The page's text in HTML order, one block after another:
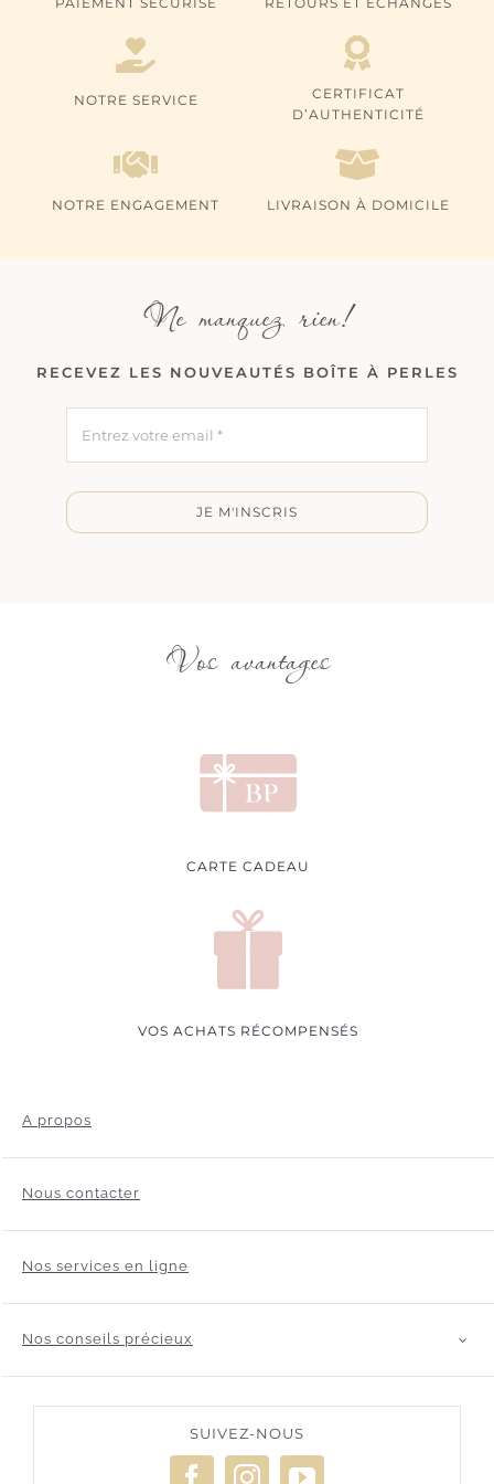
NOTRE SERVICE
CERTIFICAT
D’AUTHENTICITÉ
NOTRE ENGAGEMENT LIVRAISON À DOMICILE
Ne manquez rien!
RECEVEZ LES NOUVEAUTÉS BOÎTE À PERLES
JE M'INSCRIS
Vos avantages
CARTE CADEAU
VOS ACHATS RÉCOMPENSÉS
A propos
Nous contacter
Nos services en ligne
Nos conseils précieux
SUIVEZ-NOUS